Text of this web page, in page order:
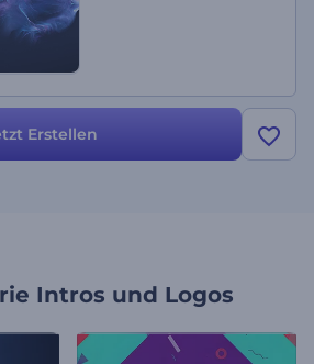
Erstellen
Intros und Logos